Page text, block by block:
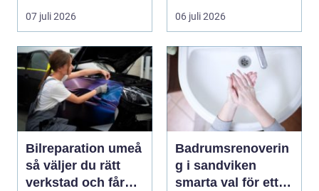
Den skyddar
människo...
07 juli 2026
många blir den s...
06 juli 2026
Bilreparation umeå
så väljer du rätt
verkstad och får
Badrumsrenoverin
g i sandviken
smarta val för ett